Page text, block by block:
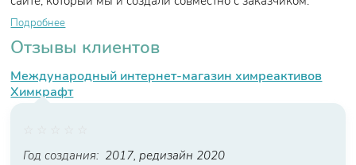
Подробнее
Отзывы клиентов
Международный интернет-магазин химреактивов
Химкрафт
Год создания: 2017, редизайн 2020